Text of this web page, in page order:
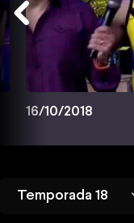
16/10/2018